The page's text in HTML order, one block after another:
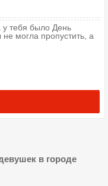
у тебя было День
могла пропустить, а
в городе